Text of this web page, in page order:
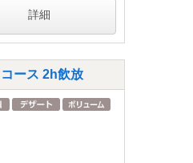
詳細
ース 2h飲放